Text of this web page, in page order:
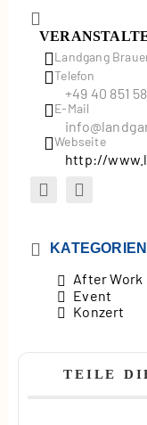
Landgang
Telefon
+49 40 851
E-Mail
Webseite
http://
KATEGORIEN
After Work
Event
Konzert
TEILE